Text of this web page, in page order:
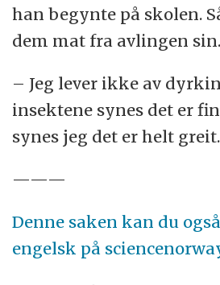
han begynte på skolen.
dem mat fra avlingen sin.
– Jeg lever ikke av
insektene synes det er
synes jeg det er helt greit.
———
Denne saken kan du
engelsk på